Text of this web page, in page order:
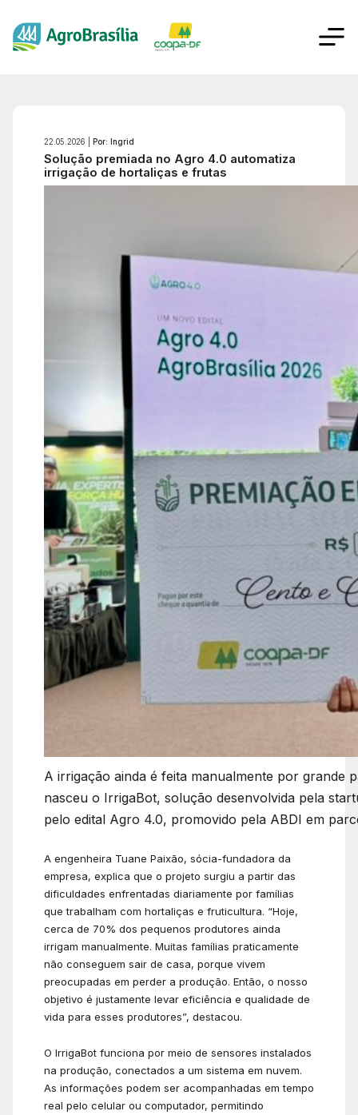
22.05.2026 | Por: Ingrid
Solução premiada no Agro 4.0 automatiza
irrigação de hortaliças e frutas
A irrigação ainda é feita manualmente por grande
nasceu o IrrigaBot, solução desenvolvida pela
pelo edital Agro 4.0, promovido pela ABDI em
A engenheira Tuane Paixão, sócia-fundadora da
empresa, explica que o projeto surgiu a partir das
dificuldades enfrentadas diariamente por famílias
que trabalham com hortaliças e fruticultura. “Hoje,
cerca de 70% dos pequenos produtores ainda
irrigam manualmente. Muitas famílias praticamente
não conseguem sair de casa, porque vivem
preocupadas em perder a produção. Então, o nosso
objetivo é justamente levar eficiência e qualidade de
vida para esses produtores”, destacou.
O IrrigaBot funciona por meio de sensores instalados
na produção, conectados a um sistema em nuvem.
As informações podem ser acompanhadas em tempo
real pelo celular ou computador, permitindo